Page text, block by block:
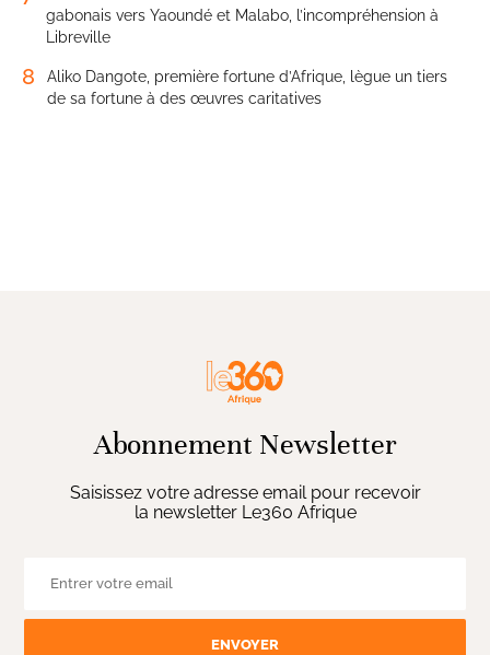
gabonais vers Yaoundé et Malabo, l’incompréhension à
Libreville
8
Aliko Dangote, première fortune d’Afrique, lègue un tiers
de sa fortune à des œuvres caritatives
Abonnement Newsletter
Saisissez votre adresse email pour recevoir
la newsletter Le360 Afrique
ENVOYER